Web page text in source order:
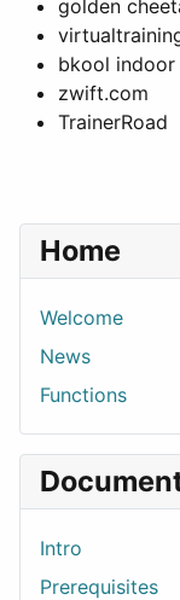
Home
Welcome
News
Functions
Intro
Prerequisites
golden
bkool indoor
zwift.com
TrainerRoad